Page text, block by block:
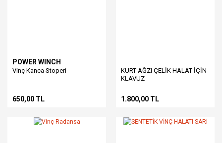
POWER WINCH
Vinç Kanca Stoperi
650,00 TL
KURT AĞZI ÇELİK HALAT İÇİN
KLAVUZ
1.800,00 TL